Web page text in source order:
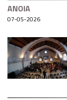
ANOIA
07-05-2026